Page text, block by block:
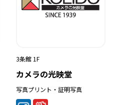
3条館 1F
カメラの光映堂
写真プリント・証明写真